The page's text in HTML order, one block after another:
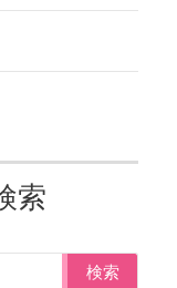
索
検索